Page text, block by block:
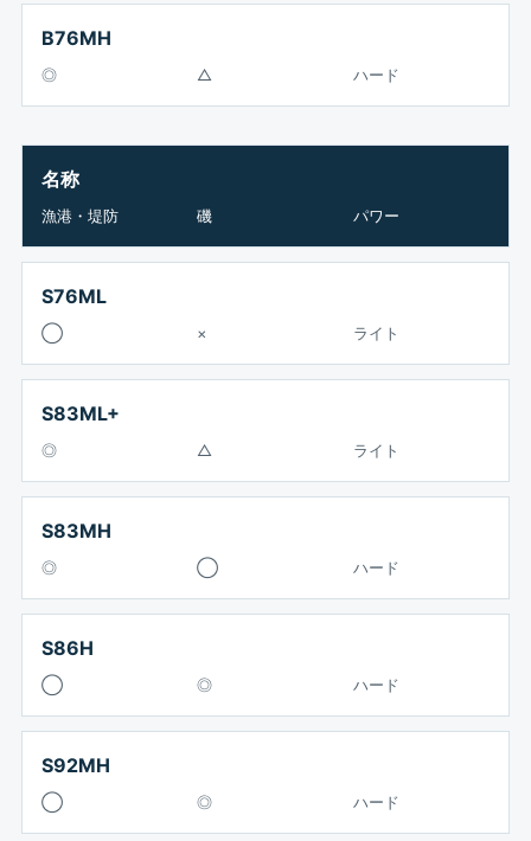
B76MH
◎ △ ハード
名称
漁港・堤防 磯 パワー
S76ML
◯ × ライト
S83ML+
◎ △ ライト
S83MH
◎ ◯ ハード
S86H
◯ ◎ ハード
S92MH
◯ ◎ ハード